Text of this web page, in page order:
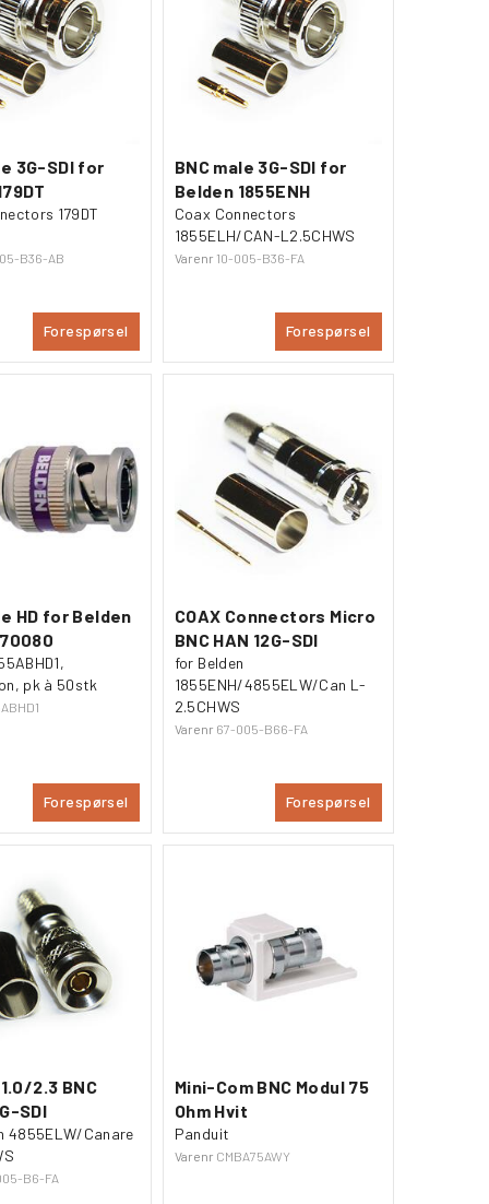
3G-SDI for
179DT
B36-AB
Forespørsel
BNC male 3G-SDI for
Belden 1855ENH
Coax Connectors
1855ELH/CAN-L2.5CHWS
Varenr 10-005-B36-FA
Forespørsel
HD for Belden
pk à 50stk
Forespørsel
COAX Connectors Micro
BNC HAN 12G-SDI
for Belden
1855ENH/4855ELW/Can L-
2.5CHWS
Varenr 67-005-B66-FA
Forespørsel
2.3 BNC
SDI
4855ELW/Canare
B6-FA
Mini-Com BNC Modul 75
Ohm Hvit
Panduit
Varenr CMBA75AWY